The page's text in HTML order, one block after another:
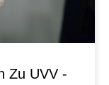
Zu UVV -